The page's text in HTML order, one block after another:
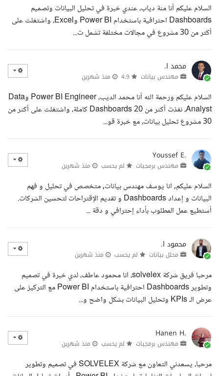
السلام عليكم أنا منة دياب، عندي خبرة في تحليل البيانات وتصميم
Dashboards احترافية باستخدام Power BI وExcel، واشتغلت على
أكتر من 30 مشروع في مجالات مختلفة تشمل ت...
محمد ا.
مهندس بيانات منذ شهرين
السلام عليكم ورحمة الله أنا محمد الديب، Power BI Engineer وData
Analyst، نفذت أكثر من 20 Dashboards كاملة، واشتغلت على أكثر من
30 مشروع تحليل بيانات، مع خبرة قو...
Youssef E.
مهندس برمجيات لم يحسب منذ شهرين
السلام عليكم, انا يوسف مهندس بيانات, متخصص في تحليل و فهم
البيانات و إعداد Dashboards و تقديم الإقتراحات لتحسين الشركات.
أستطيع عمل المطلوب بأداء إحترافي و دقة ...
محمود ا.
محلل بيانات لم يحسب منذ شهرين
مرحبا فريق شركة solvelex، انا محمود عاطف، لدي خبرة في تصميم
وتطوير Dashboards احترافية باستخدام Power BI مع التركيز على
عرض الـ KPIs وتحليل البيانات بشكل واضح و...
Hanen H.
مهندس برمجيات لم يحسب منذ شهرين
مرحبا، يسعدني التعاون مع شركة SOLVELEX في تصميم وتطوير